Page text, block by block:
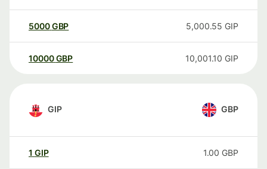
5000GBP 5,000.55 GIP
10000 GBP 10,001.10 GIP
GIP GBP
1 GIP 1.00 GBP